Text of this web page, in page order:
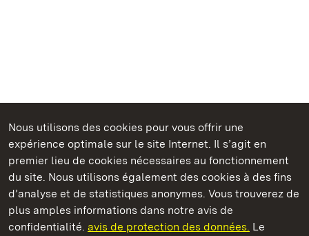
Nous utilisons des cookies pour vous offrir une
expérience optimale sur le site Internet. Il s’agit en
premier lieu de cookies nécessaires au fonctionnement
du site. Nous utilisons également des cookies à des fins
d’analyse et de statistiques anonymes. Vous trouverez de
plus amples informations dans notre avis de
confidentialité. avis de protection des données. Le
Châteaux et jardins publics du Bade-Wurtemberg
Staatliche Schlösser und Gärten Baden‑Württemberg